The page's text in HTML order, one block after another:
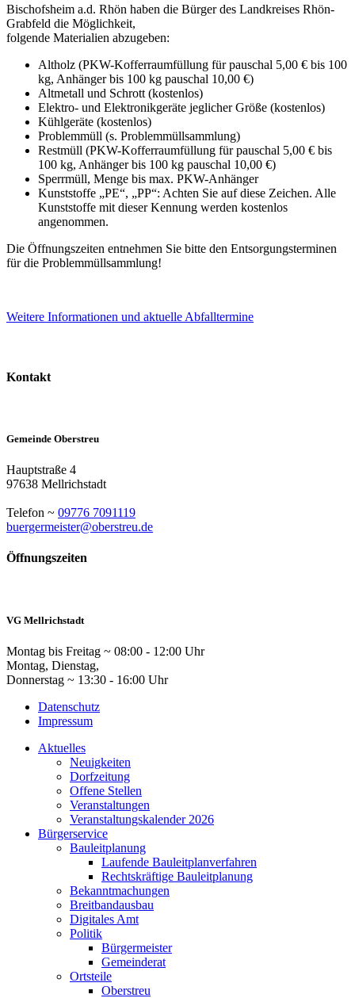
Bischofsheim a.d. Rhön haben die Bürger des Landkreises Rhön-
Grabfeld die Möglichkeit,
folgende Materialien abzugeben:
Altholz (PKW-Kofferraumfüllung für pauschal 5,00 € bis 100
kg, Anhänger bis 100 kg pauschal 10,00 €)
Altmetall und Schrott (kostenlos)
Elektro- und Elektronikgeräte jeglicher Größe (kostenlos)
Kühlgeräte (kostenlos)
Problemmüll (s. Problemmüllsammlung)
Restmüll (PKW-Kofferraumfüllung für pauschal 5,00 € bis
100 kg, Anhänger bis 100 kg pauschal 10,00 €)
Sperrmüll, Menge bis max. PKW-Anhänger
Kunststoffe „PE“, „PP“: Achten Sie auf diese Zeichen. Alle
Kunststoffe mit dieser Kennung werden kostenlos
angenommen.
Die Öffnungszeiten entnehmen Sie bitte den Entsorgungsterminen
für die Problemmüllsammlung!
Weitere Informationen und aktuelle Abfalltermine
Kontakt
Gemeinde Oberstreu
Hauptstraße 4
97638 Mellrichstadt
Telefon ~ 09776 7091119
buergermeister@oberstreu.de
Öffnungszeiten
VG Mellrichstadt
Montag bis Freitag ~ 08:00 - 12:00 Uhr
Montag, Dienstag,
Donnerstag ~ 13:30 - 16:00 Uhr
Datenschutz
Impressum
Aktuelles
Neuigkeiten
Dorfzeitung
Offene Stellen
Veranstaltungen
Veranstaltungskalender 2026
Bürgerservice
Bauleitplanung
Laufende Bauleitplanverfahren
Rechtskräftige Bauleitplanung
Bekanntmachungen
Breitbandausbau
Digitales Amt
Politik
Bürgermeister
Gemeinderat
Ortsteile
Oberstreu